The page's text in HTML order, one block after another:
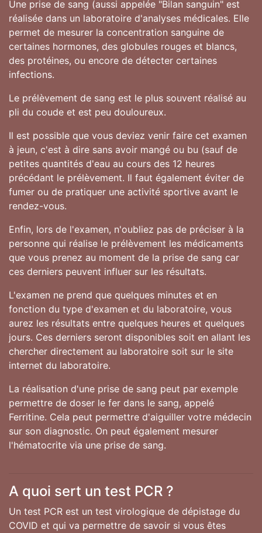
Une prise de sang (aussi appelée "Bilan sanguin" est
réalisée dans un laboratoire d'analyses médicales. Elle
permet de mesurer la concentration sanguine de
certaines hormones, des globules rouges et blancs,
des protéines, ou encore de détecter certaines
infections.
Le prélèvement de sang est le plus souvent réalisé au
pli du coude et est peu douloureux.
Il est possible que vous deviez venir faire cet examen
à jeun, c'est à dire sans avoir mangé ou bu (sauf de
petites quantités d'eau au cours des 12 heures
précédant le prélèvement. Il faut également éviter de
fumer ou de pratiquer une activité sportive avant le
rendez-vous.
Enfin, lors de l'examen, n'oubliez pas de préciser à la
personne qui réalise le prélèvement les médicaments
que vous prenez au moment de la prise de sang car
ces derniers peuvent influer sur les résultats.
L'examen ne prend que quelques minutes et en
fonction du type d'examen et du laboratoire, vous
aurez les résultats entre quelques heures et quelques
jours. Ces derniers seront disponibles soit en allant les
chercher directement au laboratoire soit sur le site
internet du laboratoire.
La réalisation d'une prise de sang peut par exemple
permettre de doser le fer dans le sang, appelé
Ferritine. Cela peut permettre d'aiguiller votre médecin
sur son diagnostic. On peut également mesurer
l'hématocrite via une prise de sang.
A quoi sert un test PCR ?
Un test PCR est un test virologique de dépistage du
COVID et qui va permettre de savoir si vous êtes